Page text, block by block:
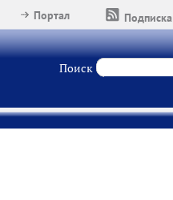
Подписка
Портал
Поиск